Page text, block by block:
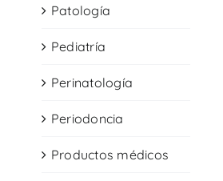
Patología
Pediatría
Perinatología
Periodoncia
Productos médicos